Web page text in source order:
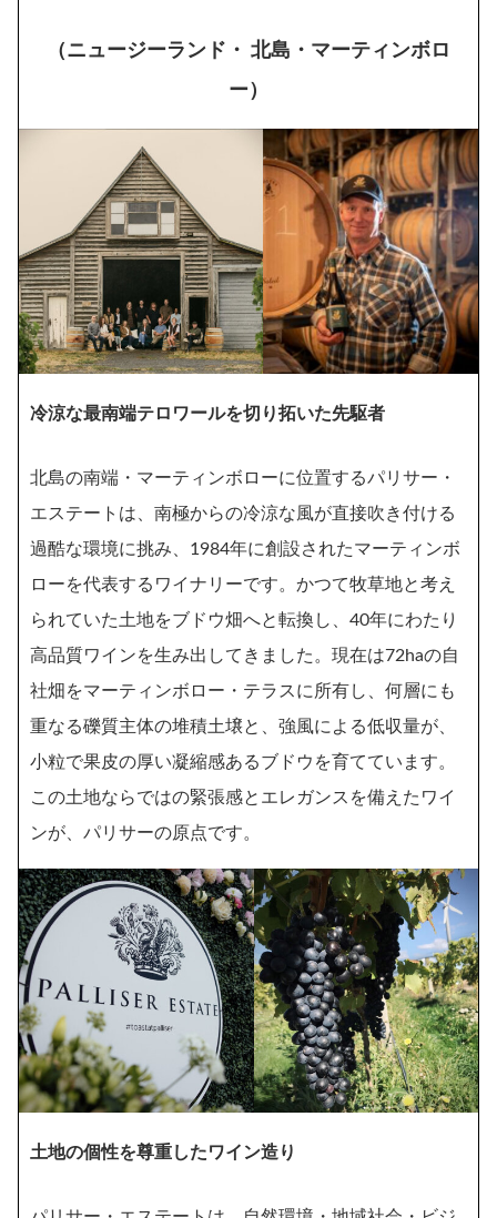
（ニュージーランド・ 北島・マーティンボロ
ー）
冷涼な最南端テロワールを切り拓いた先駆者
北島の南端・マーティンボローに位置するパリサー・
エステートは、南極からの冷涼な風が直接吹き付ける
過酷な環境に挑み、1984年に創設されたマーティンボ
ローを代表するワイナリーです。かつて牧草地と考え
られていた土地をブドウ畑へと転換し、40年にわたり
高品質ワインを生み出してきました。現在は72haの自
社畑をマーティンボロー・テラスに所有し、何層にも
重なる礫質主体の堆積土壌と、強風による低収量が、
小粒で果皮の厚い凝縮感あるブドウを育てています。
この土地ならではの緊張感とエレガンスを備えたワイ
ンが、パリサーの原点です。
土地の個性を尊重したワイン造り